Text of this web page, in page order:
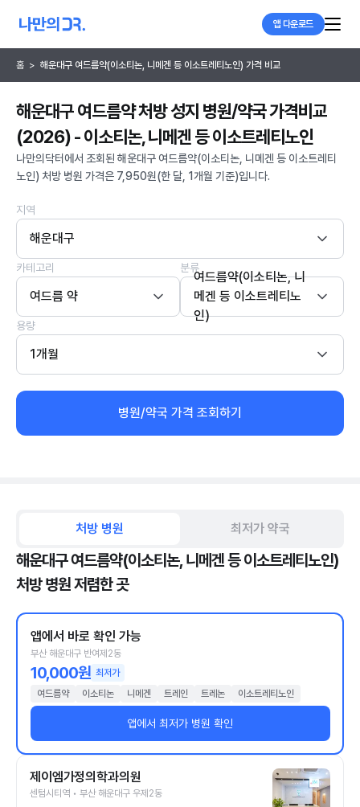
앱 다운로드
홈 > 해운대구 여드름약(이소티논, 니메겐 등 이소트레티노인) 가격 비교
해운대구 여드름약 처방 성지 병원/약국 가격비교
(2026) - 이소티논, 니메겐 등 이소트레티노인
나만의닥터에서 조회된 해운대구 여드름약(이소티논, 니메겐 등 이소트레티
노인) 처방 병원 가격은 7,950원(한 달, 1개월 기준)입니다.
지역
해운대구
카테고리
여드름 약
분류
여드름약(이소티논, 니
메겐 등 이소트레티노
인)
용량
1개월
병원/약국 가격 조회하기
처방 병원 최저가 약국
해운대구 여드름약(이소티논, 니메겐 등 이소트레티노인)
처방 병원 저렴한 곳
앱에서 바로 확인 가능
부산 해운대구 반여제2동
10,000원 최저가
여드름약
이소티논 니메겐 트레인 트레논 이소트레티노인
앱에서 최저가 병원 확인
제이엠가정의학과의원
센텀시티역 • 부산 해운대구 우제2동